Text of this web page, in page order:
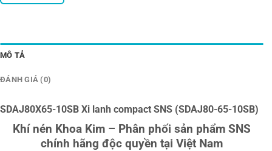
MÔ TẢ
ĐÁNH GIÁ (0)
SDAJ80X65-10SB Xi lanh compact SNS (SDAJ80-65-10SB)
Khí nén Khoa Kim – Phân phối sản phẩm SNS
chính hãng độc quyền tại Việt Nam